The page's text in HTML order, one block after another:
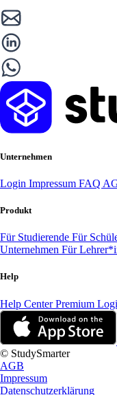
Unternehmen
Login Impressum FAQ
Produkt
Für Studierende Für
Unternehmen Für
Help
Help CenterPremium
© StudySmarter
AGB
Impressum
Datenschutzerklärung